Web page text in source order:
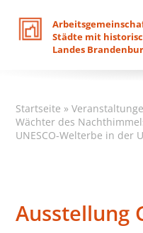
Städte mit
Landes
Startseite »
Wächter des
UNESCO-Welterbe in der
Ausstellung